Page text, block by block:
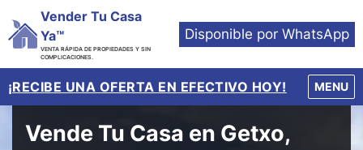
Vender Tu Casa
Ya™
VENTA RÁPIDA DE PROPIEDADES Y SIN
COMPLICACIONES.
Disponible por WhatsApp
¡RECIBE UNA OFERTA EN EFECTIVO HOY! MENU
OPEN
Vende Tu Casa en Getxo,